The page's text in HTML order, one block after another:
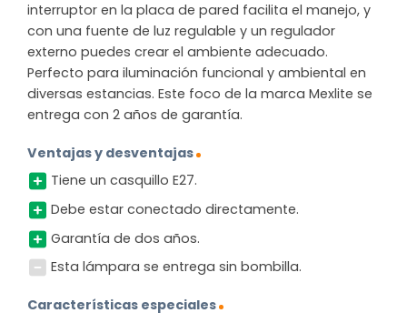
interruptor en la placa de pared facilita el manejo, y
con una fuente de luz regulable y un regulador
externo puedes crear el ambiente adecuado.
Perfecto para iluminación funcional y ambiental en
diversas estancias. Este foco de la marca Mexlite se
entrega con 2 años de garantía.
Ventajas y desventajas
Tiene un casquillo E27.
Debe estar conectado directamente.
Garantía de dos años.
Esta lámpara se entrega sin bombilla.
Características especiales